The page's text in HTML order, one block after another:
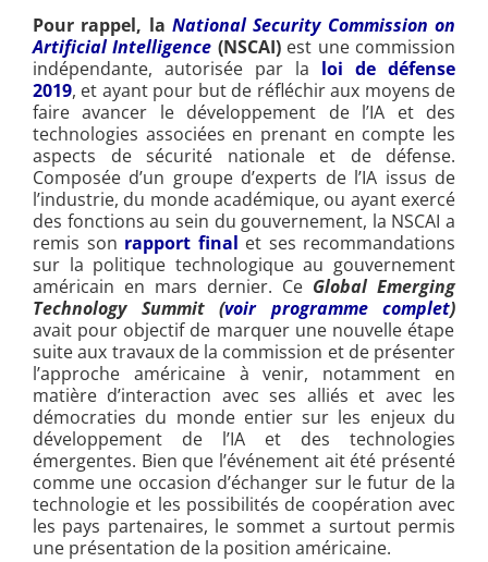
Pour rappel, la National Security Commission on
Artificial Intelligence (NSCAI)est une commission
indépendante, autorisée par la loi de défense
2019, et ayant pour but de réfléchir aux moyens de
faire avancer le développement de l’IA et des
technologies associées en prenant en compte les
aspects de sécurité nationale et de défense.
Composée d’un groupe d’experts de l’IA issus de
l’industrie, du monde académique, ou ayant exercé
des fonctions au sein du gouvernement, la NSCAI a
remis son rapport final et ses recommandations
sur la politique technologique au gouvernement
américain en mars dernier. Ce Global Emerging
Technology Summit (voir programme complet)
avait pour objectif de marquer une nouvelle étape
suite aux travaux de la commission et de présenter
l’approche américaine à venir, notamment en
matière d’interaction avec ses alliés et avec les
démocraties du monde entier sur les enjeux du
développement de l’IA et des technologies
émergentes. Bien que l’événement ait été présenté
comme une occasion d’échanger sur le futur de la
technologie et les possibilités de coopération avec
les pays partenaires, le sommet a surtout permis
une présentation de la position américaine.